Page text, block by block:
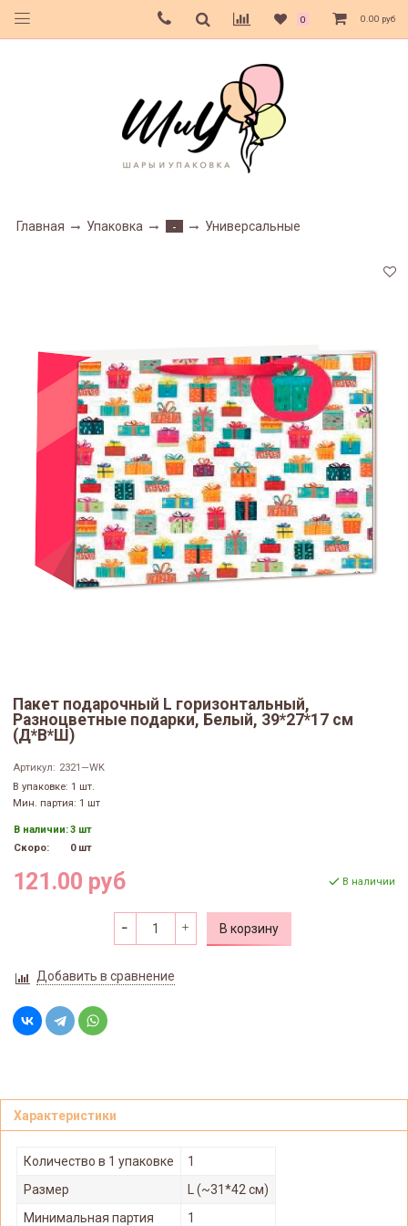
0 0.00 руб
Главная Упаковка - Универсальные
Пакет подарочный L горизонтальный,
Разноцветные подарки, Белый, 39*27*17 см
(Д*В*Ш)
Артикул: 2321—WK
В упаковке: 1 шт.
Мин. партия: 1 шт
В наличии:3 шт
Скоро:
0 шт
121.00 руб В наличии
В корзину
Добавить в сравнение
Характеристики
Количество в 1 упаковке
1
Размер
L (~31*42 см)
Минимальная партия
1